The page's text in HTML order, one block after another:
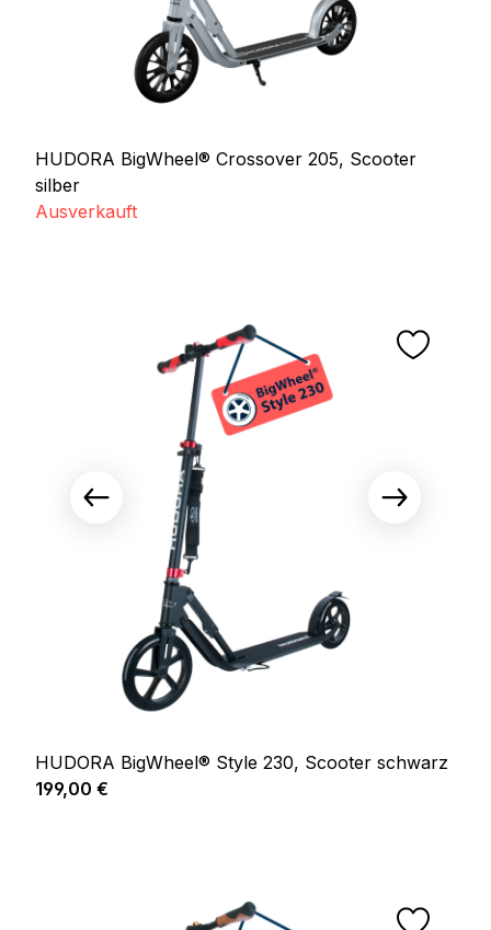
HUDORA BigWheel® Crossover 205, Scooter
silber
Ausverkauft
HUDORA BigWheel® Style 230, Scooter schwarz
Regulärer Preis:
199,00 €